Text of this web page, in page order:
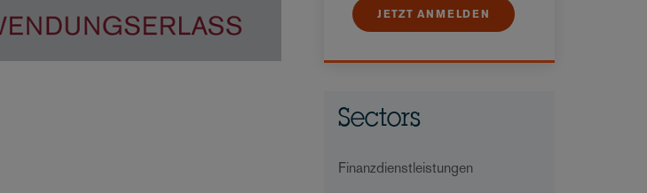
JETZT ANMELDEN
Sectors
Finanzdienstleistungen